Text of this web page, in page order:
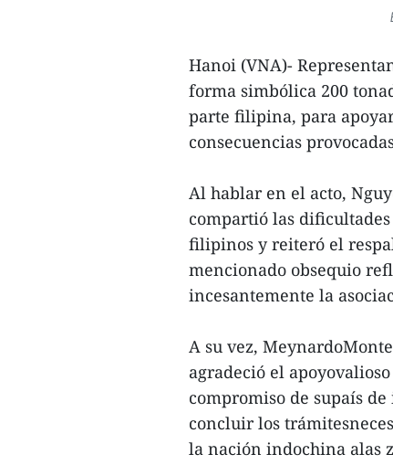
Hanoi (VNA)-
forma simbólica 200
parte filipina, para
consecuencias
Al hablar en el acto,
compartió las
filipinos y reiteró el
mencionado obsequio
incesantemente la
A su vez,
agradeció el
compromiso de supaís
concluir los
la nación indochina alas